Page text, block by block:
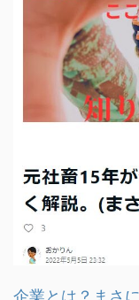
企業とは？まさ